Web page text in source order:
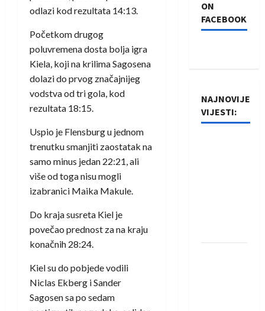
odlazi kod rezultata 14:13.
Početkom drugog
poluvremena dosta bolja igra
Kiela, koji na krilima Sagosena
dolazi do prvog značajnijeg
vodstva od tri gola, kod
rezultata 18:15.
Uspio je Flensburg u jednom
trenutku smanjiti zaostatak na
samo minus jedan 22:21, ali
više od toga nisu mogli
izabranici Maika Makule.
Do kraja susreta Kiel je
povečao prednost za na kraju
konačnih 28:24.
Kiel su do pobjede vodili
Niclas Ekberg i Sander
Sagosen sa po sedam
ON
FACEBOOK
NAJNOVIJE
VIJESTI: